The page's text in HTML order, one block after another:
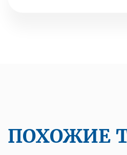
ПОХОЖИЕ